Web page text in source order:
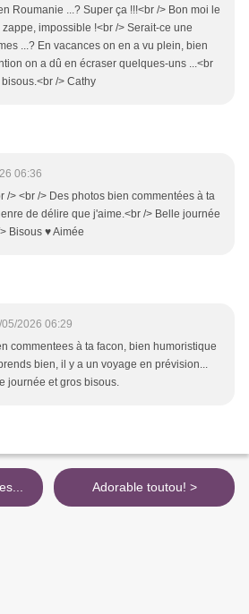
Roumanie ...? Super ça !!!<br /> Bon moi le
zappe, impossible !<br /> Serait-ce une
...? En vacances on en a vu plein, bien
on a dû en écraser quelques-uns ...<br
/> Cathy
06:36
/> <br /> Des photos bien commentées à ta
de délire que j'aime.<br /> Belle journée
Bisous ♥ Aimée
2026 06:29
commentees à ta facon, bien humoristique
bien, il y a un voyage en prévision...
journée et gros bisous.
Adorable toutou! >